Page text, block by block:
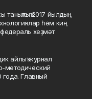
2017 йылдың
һәм киң
хеҙмәт
айлыҡ журнал
методический
Главный